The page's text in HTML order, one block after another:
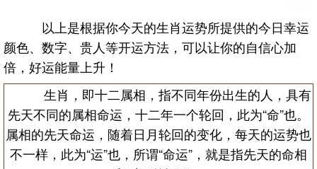
以上是根据你今天的生肖运势所提供的今日幸运
颜色、数字、贵人等开运方法，可以让你的自信心加
倍，好运能量上升！
生肖，即十二属相，指不同年份出生的人，具有
先天不同的属相命运，十二年一个轮回，此为“命”也。
属相的先天命运，随着日月轮回的变化，每天的运势也
不一样，此为“运”也，所谓“命运”，就是指先天的命相